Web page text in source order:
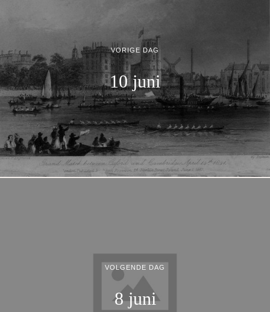
VORIGE DAG
10 juni
VOLGENDE DAG
8 juni